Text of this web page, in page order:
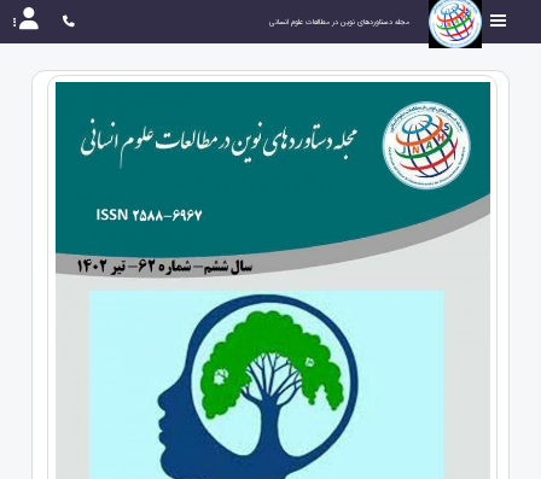
مجله دستاوردهای نوین در مطالعات علوم انسانی